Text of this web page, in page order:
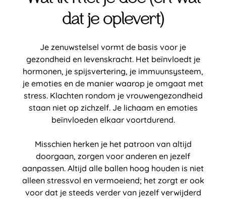
dat je oplevert)
Je zenuwstelsel vormt de basis voor je
gezondheid en levenskracht. Het beïnvloedt je
hormonen, je spijsvertering, je immuunsysteem,
je emoties en de manier waarop je omgaat met
stress. Klachten rondom je vrouwengezondheid
staan niet op zichzelf. Je lichaam en emoties
beïnvloeden elkaar voortdurend.
Misschien herken je het patroon van altijd
doorgaan, zorgen voor anderen en jezelf
aanpassen. Altijd alle ballen hoog houden is niet
alleen stressvol en vermoeiend; het zorgt er ook
voor dat je steeds verder van jezelf verwijderd